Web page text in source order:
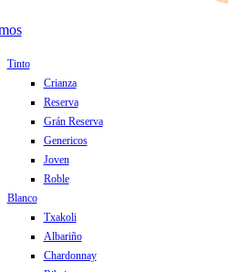
Tinto
Crianza
Reserva
Grán Reserva
Genericos
Joven
Roble
Blanco
Txakoli
Albariño
Chardonnay